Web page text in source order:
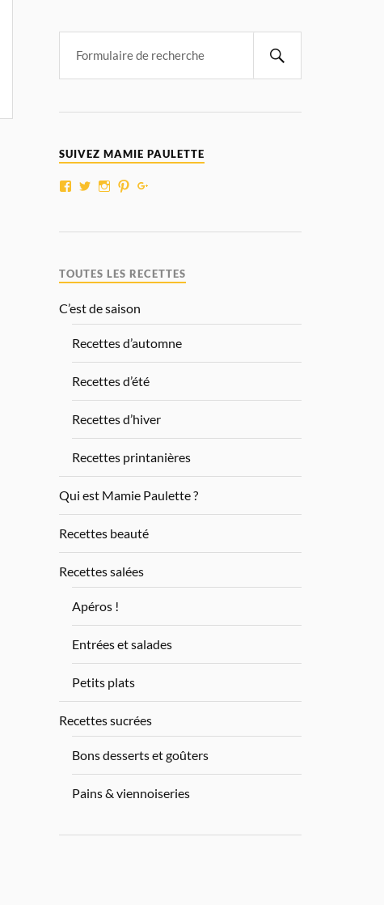
SUIVEZ MAMIE PAULETTE
TOUTES LES RECETTES
C’est de saison
Recettes d’automne
Recettes d’été
Recettes d’hiver
Recettes printanières
Qui est Mamie Paulette ?
Recettes beauté
Recettes salées
Apéros !
Entrées et salades
Petits plats
Recettes sucrées
Bons desserts et goûters
Pains & viennoiseries